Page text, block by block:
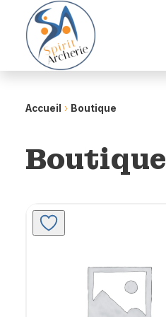
Accueil › Boutique
Boutique